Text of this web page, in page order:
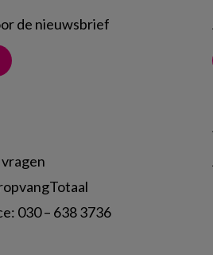
de nieuwsbrief
030 – 638 3736